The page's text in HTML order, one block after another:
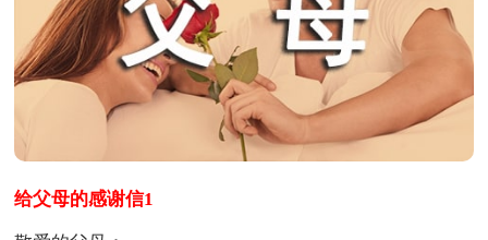
给父母的感谢信1